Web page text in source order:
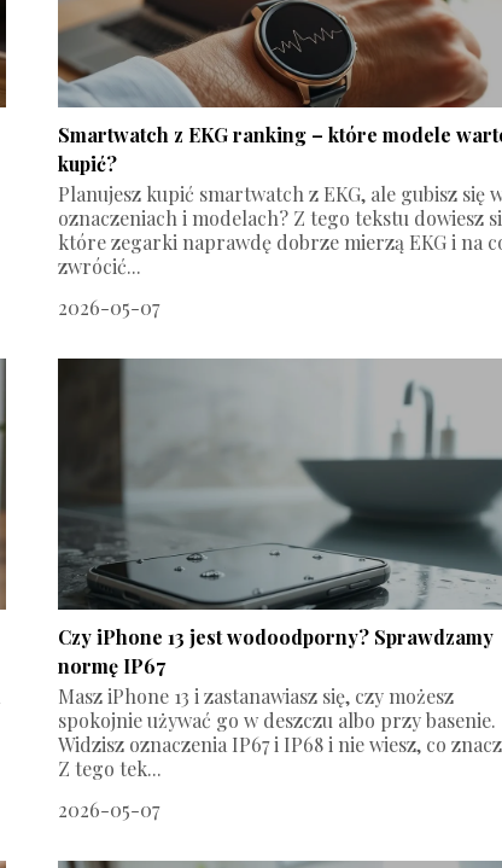
Smartwatch z EKG ranking – które modele
kupić?
Planujesz kupić smartwatch z EKG, ale gubisz się
oznaczeniach i modelach? Z tego tekstu dowiesz
które zegarki naprawdę dobrze mierzą EKG i na
zwrócić...
2026-05-07
Czy iPhone 13 jest wodoodporny? Sprawdzamy
normę IP67
Masz iPhone 13 i zastanawiasz się, czy możesz
spokojnie używać go w deszczu albo przy basenie.
Widzisz oznaczenia IP67 i IP68 i nie wiesz, co
Z tego tek...
2026-05-07